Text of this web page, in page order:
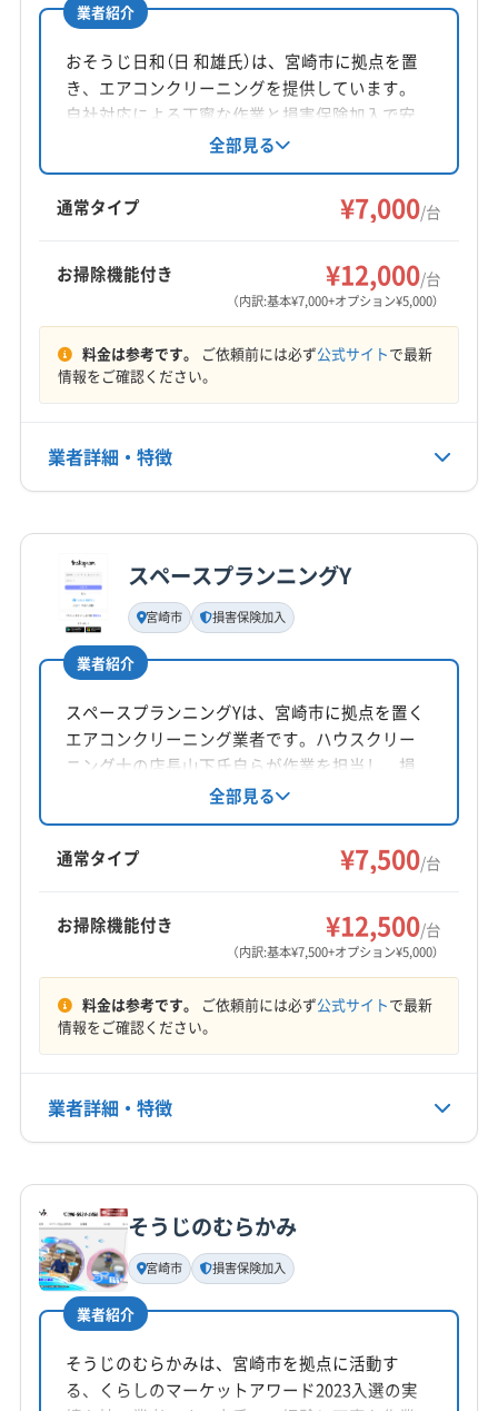
所在地
宮崎県宮崎市高岡町大字五町211-3 番地
対応地域
小林市 西都市
日向市
日南市 児湯郡高鍋町
児湯郡新富町
児湯郡西米良村
児湯郡都農町
北諸県郡三股町
9:00〜18:00
定休日
電話番号
公式HP
公式サイトを見る
業者紹介
おそうじ日和（日 和雄氏）は、宮崎市に拠点を置
き、エアコンクリーニングを提供しています。
自社対応による丁寧な作業と損害保険加入で安
心を提供。基本料金に加え、お掃除機能付きエ
アコンや室外機洗浄などのオプションも用意さ
れています。土日祝日対応可能で、営業時間外
の相談も可能です。
全部見る
通常タイプ ¥7,000/台
お掃除機能付き ¥12,000/台
（内訳:基本¥7,000+オプション¥5,000）
料金は参考です。 ご依頼前には必ず公式サイトで最新
情報をご確認ください。
業者詳細・特徴
基本情報
代表者名
日 和雄
所在地
宮崎県宮崎市芳士590-2 YsCourt402
対応地域
えびの市 延岡市
小林市
西都市 都城市 日向市
日南市
児湯郡高鍋町
児湯郡西米良村
西臼杵郡高千穂町
西諸県郡高原町
東臼杵郡椎葉村
東臼杵郡美郷町
東臼杵郡門川町
東諸県郡綾町
東諸県郡国富町
北諸県郡三股町
(熊本県) 球磨郡あさぎり町
(熊本県) 球磨郡錦町
(熊本県) 球磨郡水上村
(熊本県) 球磨郡湯前町
6:00〜21:00
定休日
電話番号
公式HP
公式サイトを見る
スペースプランニングY
宮崎市 損害保険加入
業者紹介
スペースプランニングYは、宮崎市に拠点を置く
エアコンクリーニング業者です。ハウスクリー
ニング士の店長山下氏自らが作業を担当し、損
害保険加入で安心。土日祝日も対応し、防カ
ビ・抗菌コーティングも提供しています。6年半
の実績と法人対応も行い、丁寧な作業と顧客満
足を追求しています。
全部見る
通常タイプ ¥7,500/台
お掃除機能付き ¥12,500/台
（内訳:基本¥7,500+オプション¥5,000）
料金は参考です。 ご依頼前には必ず公式サイトで最新
情報をご確認ください。
業者詳細・特徴
基本情報
代表者名
山下秀一郎
所在地
宮崎県宮崎市中津瀬町85 サ-パス中津瀬313
そうじのむらかみ
宮崎市 損害保険加入
業者紹介
そうじのむらかみは、宮崎市を拠点に活動す
る、くらしのマーケットアワード2023入選の実